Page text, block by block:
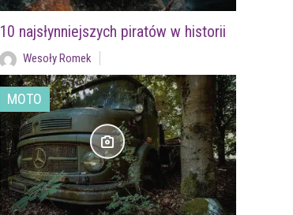
10 najsłynniejszych piratów w historii
Wesoły Romek
MOTO